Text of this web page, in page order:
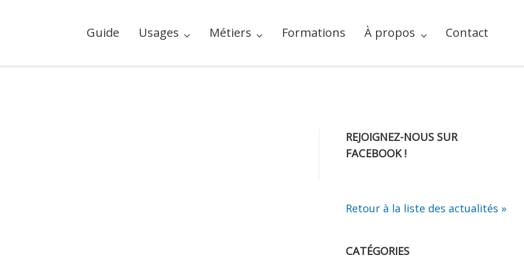
Guide Usages Métiers Formations À propos Contact
REJOIGNEZ-NOUS SUR
FACEBOOK !
Retour à la liste des actualités »
CATÉGORIES